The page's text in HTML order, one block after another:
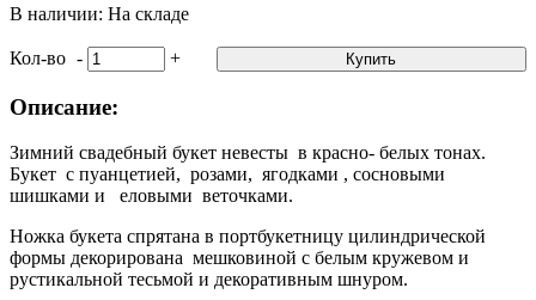
В наличии: На складе
Кол-во - + Купить
Описание:
Зимний свадебный букет невесты в красно- белых тонах.
Букет с пуанцетией, розами, ягодками , сосновыми
шишками и еловыми веточками.
Ножка букета спрятана в портбукетницу цилиндрической
формы декорирована мешковиной с белым кружевом и
рустикальной тесьмой и декоративным шнуром.